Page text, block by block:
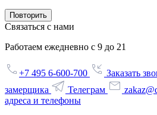
Повторить
Связаться с нами
Работаем ежедневно с 9 до 21
+7 495 6-600-700 Заказать
замерщика
Телеграм
адреса и телефоны